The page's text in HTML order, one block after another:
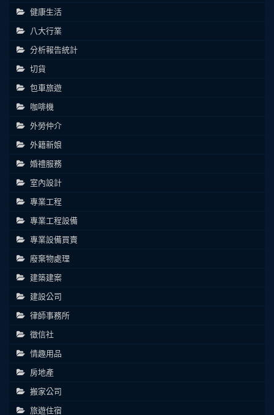
健康生活
八大行業
分析報告統計
切貨
包車旅遊
咖啡機
外勞仲介
外籍新娘
婚禮服務
室內設計
專業工程
專業工程設備
專業設備買賣
廢棄物處理
建築建案
建設公司
律師事務所
徵信社
情趣用品
房地產
搬家公司
旅遊住宿